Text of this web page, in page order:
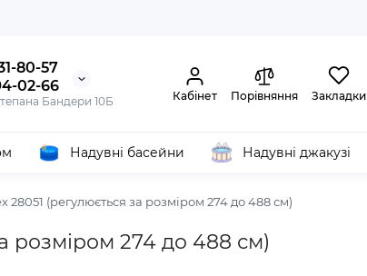
80-57
02-66
Бандери 10Б Кабінет Порівняння Закладки
Надувні басейни Надувні джакузі
(регулюється за розміром 274 до 488 см)
розміром 274 до 488 см)